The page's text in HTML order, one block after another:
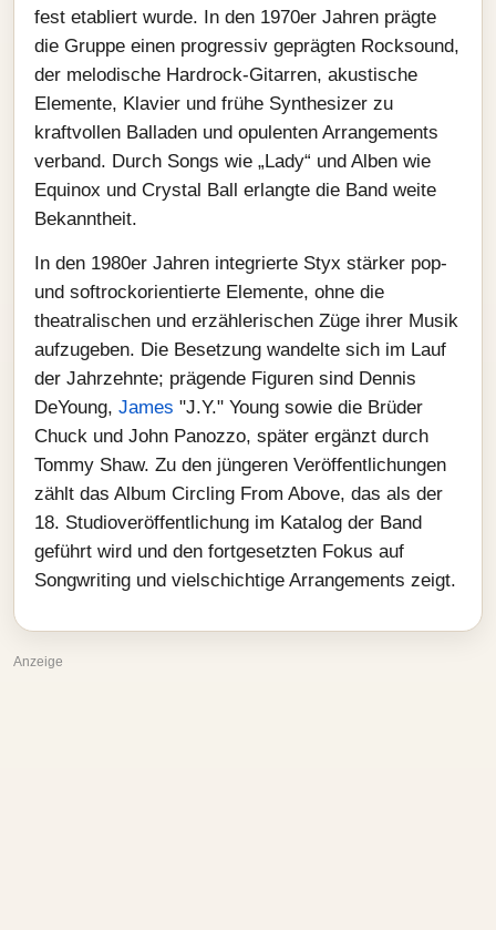
fest etabliert wurde. In den 1970er Jahren prägte
die Gruppe einen progressiv geprägten Rocksound,
der melodische Hardrock-Gitarren, akustische
Elemente, Klavier und frühe Synthesizer zu
kraftvollen Balladen und opulenten Arrangements
verband. Durch Songs wie „Lady“ und Alben wie
Equinox und Crystal Ball erlangte die Band weite
Bekanntheit.
In den 1980er Jahren integrierte Styx stärker pop-
und softrockorientierte Elemente, ohne die
theatralischen und erzählerischen Züge ihrer Musik
aufzugeben. Die Besetzung wandelte sich im Lauf
der Jahrzehnte; prägende Figuren sind Dennis
DeYoung, James "J.Y." Young sowie die Brüder
Chuck und John Panozzo, später ergänzt durch
Tommy Shaw. Zu den jüngeren Veröffentlichungen
zählt das Album Circling From Above, das als der
18. Studioveröffentlichung im Katalog der Band
geführt wird und den fortgesetzten Fokus auf
Songwriting und vielschichtige Arrangements zeigt.
Anzeige